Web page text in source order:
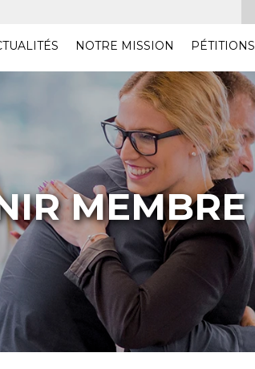
NOTRE MISSION PÉTITIONS
MEMBRE